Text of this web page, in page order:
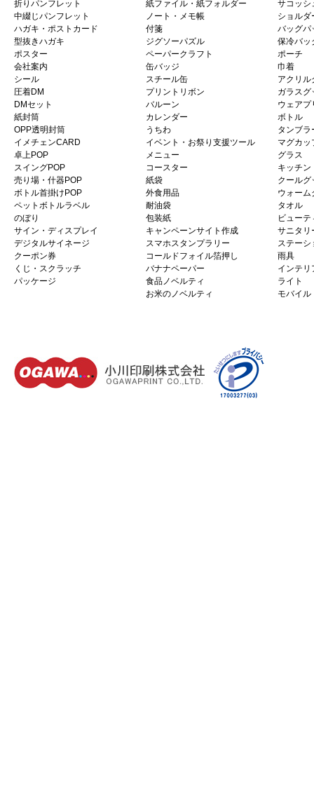
折りパンフレット
中綴じパンフレット
ハガキ・ポストカード
型抜きハガキ
ポスター
会社案内
シール
圧着DM
DMセット
紙封筒
OPP透明封筒
イメチェンCARD
卓上POP
スイングPOP
売り場・什器POP
ボトル首掛けPOP
ペットボトルラベル
のぼり
サイン・ディスプレイ
デジタルサイネージ
クーポン券
くじ・スクラッチ
パッケージ
紙ファイル・紙フォルダー
ノート・メモ帳
付箋
ジグソーパズル
ペーパークラフト
缶バッジ
スチール缶
プリントリボン
バルーン
カレンダー
うちわ
イベント・お祭り支援ツール
メニュー
コースター
紙袋
外食用品
耐油袋
包装紙
キャンペーンサイト作成
スマホスタンプラリー
コールドフォイル箔押し
バナナペーパー
食品ノベルティ
お米のノベルティ
サコッシ
ショルダ
バッグパ
保冷バッ
ポーチ
巾着
アクリル
ガラスグ
ウェアプ
ボトル
タンブラ
マグカッ
グラス
キッチン
クールグ
ウォーム
タオル
ビューテ
サニタリ
ステーシ
雨具
インテリ
ライト
モバイル